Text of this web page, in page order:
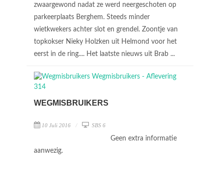
zwaargewond nadat ze werd neergeschoten op
parkeerplaats Berghem. Steeds minder
wietkwekers achter slot en grendel. Zoontje van
topkokser Nieky Holzken uit Helmond voor het
eerst in de ring.... Het laatste nieuws uit Brab ...
WEGMISBRUIKERS
10 Juli 2016 SBS 6
Geen extra informatie
aanwezig.